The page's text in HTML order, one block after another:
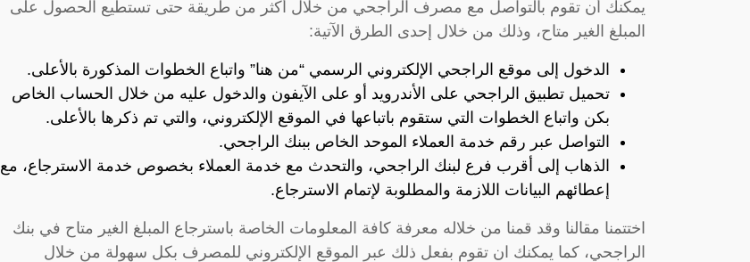
يمكنك أن تقوم بالتواصل مع مصرف الراجحي من خلال أكثر من طريقة حتى تستطيع الحصول على
المبلغ الغير متاح، وذلك من خلال إحدى الطرق الآتية:
الدخول إلى موقع الراجحي الإلكتروني الرسمي “من هنا” واتباع الخطوات المذكورة بالأعلى.
تحميل تطبيق الراجحي على الأندرويد أو على الآيفون والدخول عليه من خلال الحساب الخاص
بكن واتباع الخطوات التي ستقوم باتباعها في الموقع الإلكتروني، والتي تم ذكرها بالأعلى.
التواصل عبر رقم خدمة العملاء الموحد الخاص ببنك الراجحي.
الذهاب إلى أقرب فرع لبنك الراجحي، والتحدث مع خدمة العملاء بخصوص خدمة الاسترجاع، مع
إعطائهم البيانات اللازمة والمطلوبة لإتمام الاسترجاع.
اختتمنا مقالنا وقد قمنا من خلاله معرفة كافة المعلومات الخاصة باسترجاع المبلغ الغير متاح في بنك
الراجحي، كما يمكنك ان تقوم بفعل ذلك عبر الموقع الإلكتروني للمصرف بكل سهولة من خلال